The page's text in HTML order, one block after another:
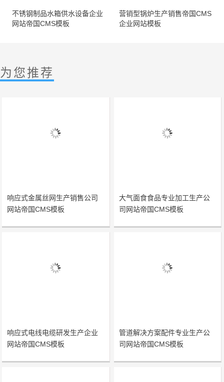
不锈钢制品水箱供水设备企业
网站帝国CMS模板
营销型锅炉生产销售帝国CMS
企业网站模板
为您推荐
响应式金属丝网生产销售公司
网站帝国CMS模板
大气面食食品专业加工生产公
司网站帝国CMS模板
响应式电线电缆研发生产企业
网站帝国CMS模板
管道解决方案配件专业生产公
司网站帝国CMS模板